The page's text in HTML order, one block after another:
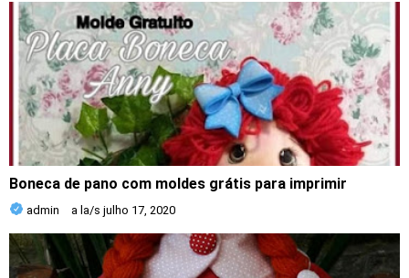
Boneca de pano com moldes grátis para imprimir
admin a la/s julho 17, 2020